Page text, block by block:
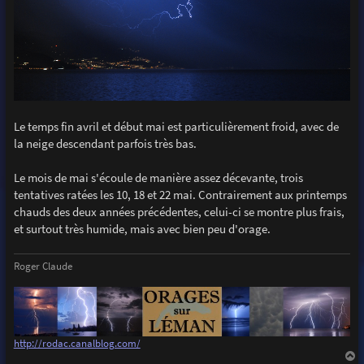
Le temps fin avril et début mai est particulièrement froid, avec de
la neige descendant parfois très bas.
Le mois de mai s'écoule de manière assez décevante, trois
tentatives ratées les 10, 18 et 22 mai. Contrairement aux printemps
chauds des deux années précédentes, celui-ci se montre plus frais,
et surtout très humide, mais avec bien peu d'orage.
Roger Claude
http://rodac.canalblog.com/